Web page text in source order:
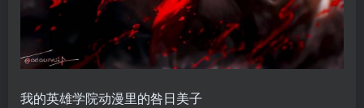
我的英雄学院动漫里的咎日美子